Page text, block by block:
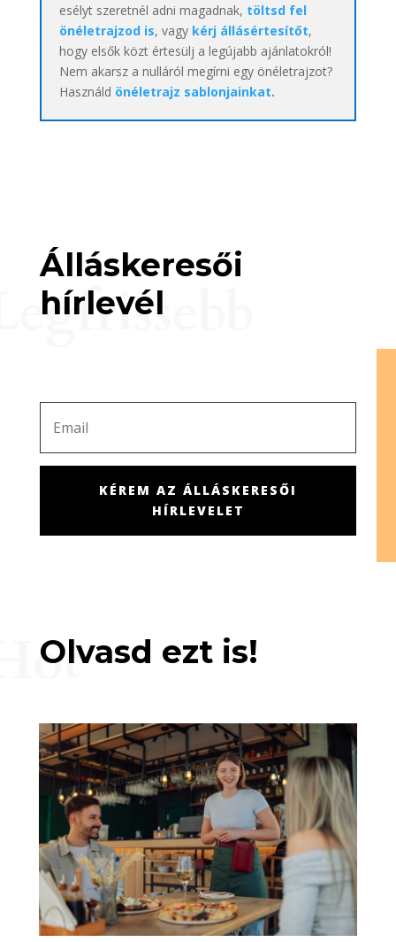
esélyt szeretnél adni magadnak, töltsd fel
önéletrajzod is, vagy kérj állásértesítőt,
hogy elsők közt értesülj a legújabb ajánlatokról!
Nem akarsz a nulláról megírni egy önéletrajzot?
Használd önéletrajz sablonjainkat.
Álláskeresői
hírlevél
KÉREM AZ ÁLLÁSKERESŐI
HÍRLEVELET
Olvasd ezt is!